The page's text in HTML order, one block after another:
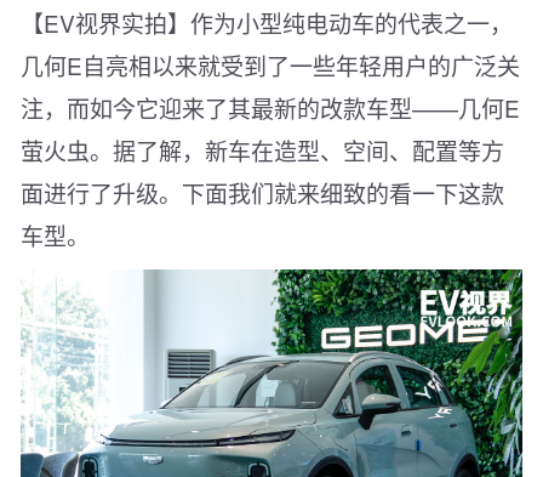
【EV视界实拍】作为小型纯电动车的代表之一，
几何E自亮相以来就受到了一些年轻用户的广泛关
注，而如今它迎来了其最新的改款车型——几何E
萤火虫。据了解，新车在造型、空间、配置等方
面进行了升级。下面我们就来细致的看一下这款
车型。